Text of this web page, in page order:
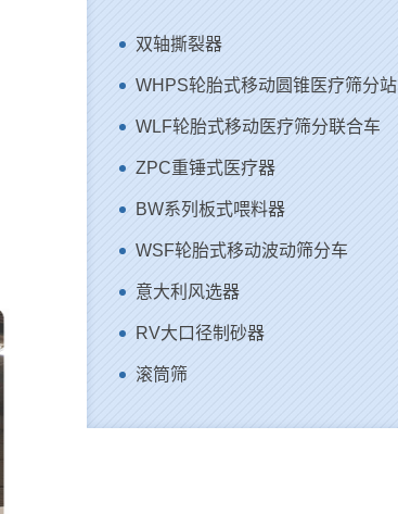
双轴撕裂器
WHPS轮胎式移动圆锥医疗筛分站
WLF轮胎式移动医疗筛分联合车
ZPC重锤式医疗器
BW系列板式喂料器
WSF轮胎式移动波动筛分车
意大利风选器
RV大口径制砂器
滚筒筛